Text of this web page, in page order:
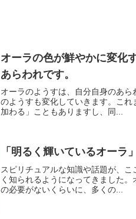
オーラの色が鮮やかに変化
あらわれです。
オーラのようすは、自分自身のあ
のようすも変化していきます。こ
加わる」こともありますし、同...
「明るく輝いているオーラ
スピリチュアルな知識や話題が、
く知られるようになってきました
の必要がないくらいに、多くの...